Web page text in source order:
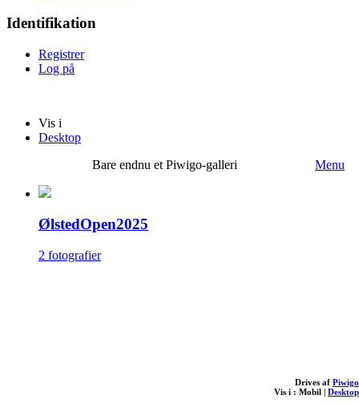
Identifikation
Registrer
Log på
Vis i
Desktop
Bare endnu et Piwigo-galleri
Menu
ØlstedOpen2025
2 fotografier
Drives af Piwigo
Vis i : Mobil | Desktop